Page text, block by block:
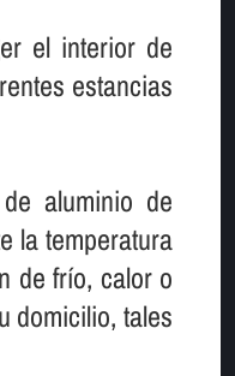
el interior de
estancias
aluminio de
la temperatura
de frí­o, calor o
domicilio, tales